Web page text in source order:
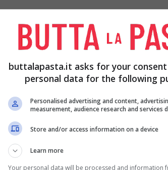
il pomodoro e l'alloro e fate
Coprite con 3 bicchieri di acqua,
Cuocete per 10 minuti.
un coperchio sul tegame.
buttalapasta.it asks for your
personal data for the following
Personalised advertising and content,
measurement, audience research and services
Store and/or access information on a device
Learn more
Your personal data will be processed and information